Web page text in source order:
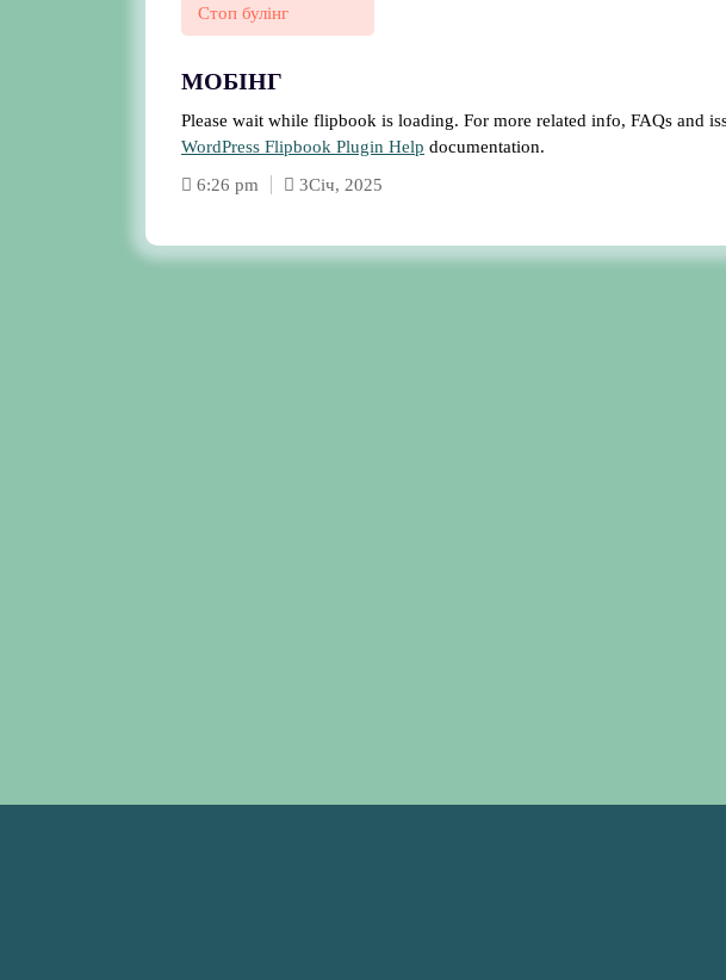
Стоп булінг
МОБІНГ
Please wait while flipbook is loading. For more related info, FAQs and
WordPress Flipbook Plugin Help documentation.
6:26 pm
3Січ, 2025